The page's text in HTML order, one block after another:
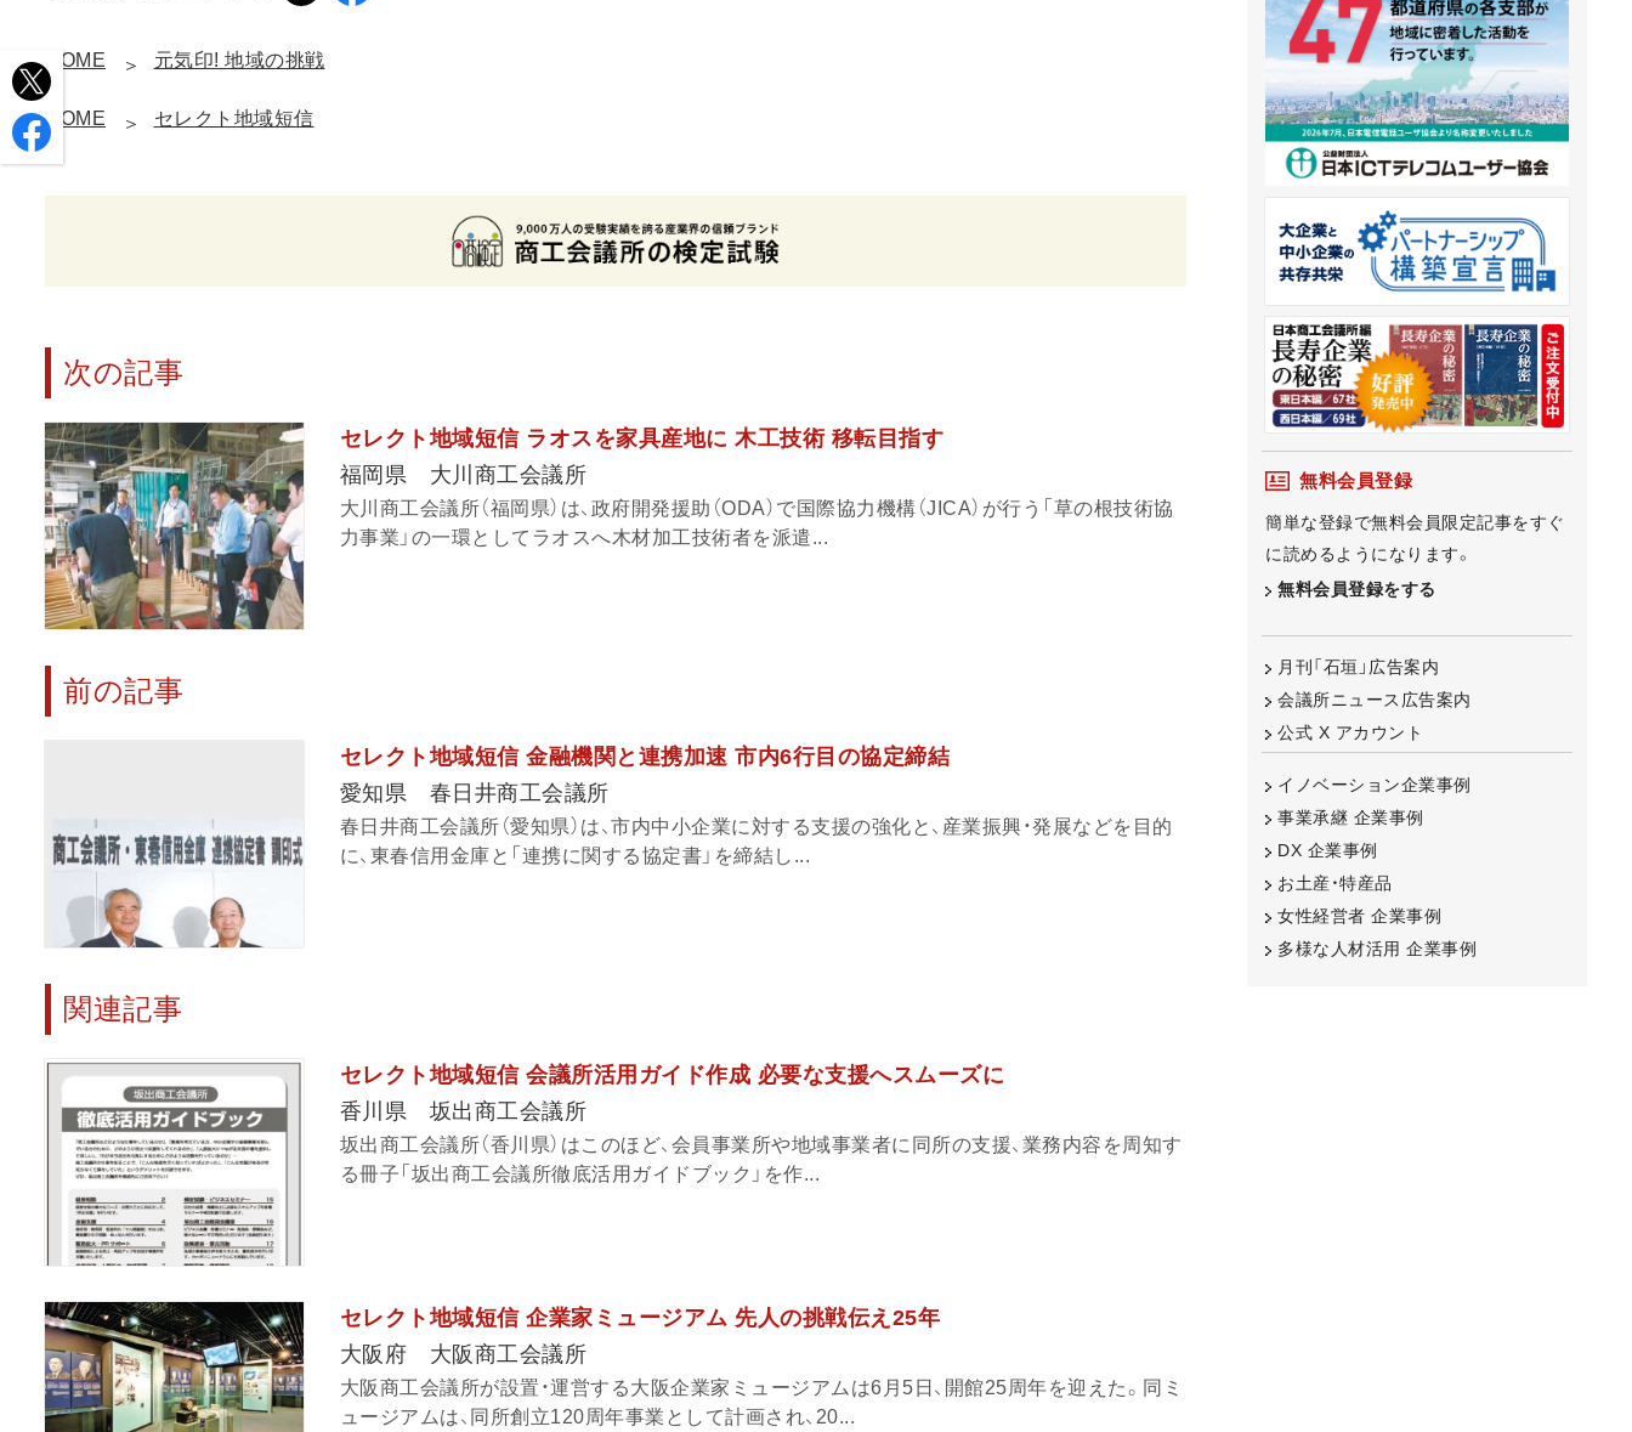
HOME 元気印! 地域の挑戦
HOME セレクト地域短信
次の記事
セレクト地域短信 ラオスを家具産地に 木工技術 移転目指す
福岡県 大川商工会議所
大川商工会議所（福岡県）は、政府開発援助（ODA）で国際協力機構（JICA）が行う「草の根技術協
力事業」の一環としてラオスへ木材加工技術者を派遣...
前の記事
セレクト地域短信 金融機関と連携加速 市内6行目の協定締結
愛知県 春日井商工会議所
春日井商工会議所（愛知県）は、市内中小企業に対する支援の強化と、産業振興・発展などを目的
に、東春信用金庫と「連携に関する協定書」を締結し...
関連記事
セレクト地域短信 会議所活用ガイド作成 必要な支援へスムーズに
香川県 坂出商工会議所
坂出商工会議所（香川県）はこのほど、会員事業所や地域事業者に同所の支援、業務内容を周知す
る冊子「坂出商工会議所徹底活用ガイドブック」を作...
セレクト地域短信 企業家ミュージアム 先人の挑戦伝え25年
大阪府 大阪商工会議所
大阪商工会議所が設置・運営する大阪企業家ミュージアムは6月5日、開館25周年を迎えた。同ミ
ュージアムは、同所創立120周年事業として計画され、20...
無料会員登録
簡単な登録で無料会員限定記事をすぐ
に読めるようになります。
無料会員登録をする
月刊「石垣」広告案内
会議所ニュース広告案内
公式 X アカウント
イノベーション企業事例
事業承継 企業事例
DX 企業事例
お土産・特産品
女性経営者 企業事例
多様な人材活用 企業事例